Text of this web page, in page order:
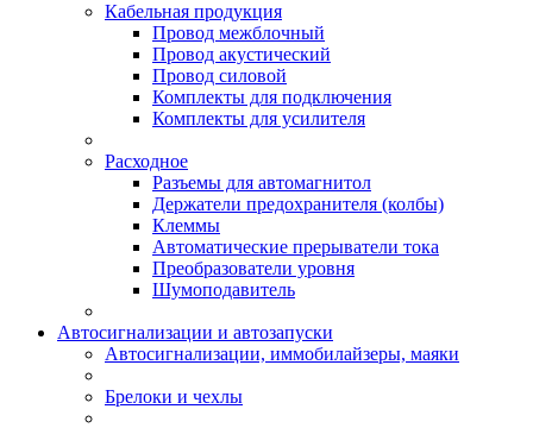
Кабельная продукция
Провод межблочный
Провод акустический
Провод силовой
Комплекты для подключения
Комплекты для усилителя
Расходное
Разъемы для автомагнитол
Держатели предохранителя (колбы)
Клеммы
Автоматические прерыватели тока
Преобразователи уровня
Шумоподавитель
Автосигнализации и автозапуски
Автосигнализации, иммобилайзеры, маяки
Брелоки и чехлы